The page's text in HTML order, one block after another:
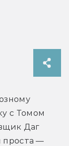
с Томом
Даг
проста —